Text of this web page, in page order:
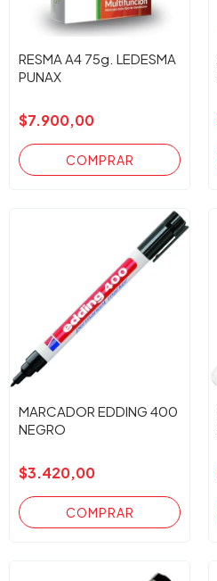
RESMA A4 75g. LEDESMA
PUNAX
$7.900,00
MARCADOR EDDING 400
NEGRO
$3.420,00